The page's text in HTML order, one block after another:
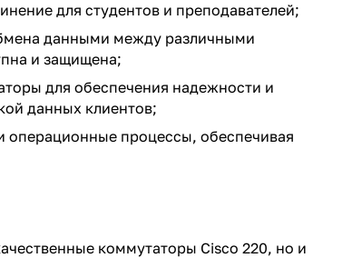
для студентов и преподавателей;
данными между различными
и защищена;
для обеспечения надежности и
данных клиентов;
операционные процессы, обеспечивая
коммутаторы Cisco 220, но и